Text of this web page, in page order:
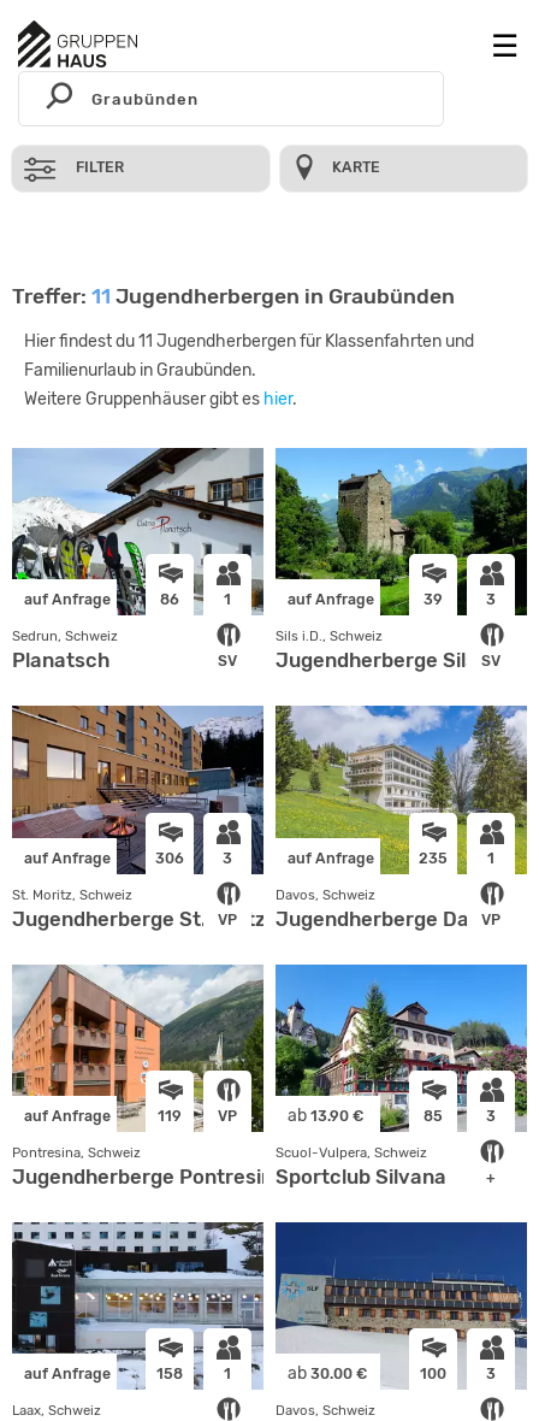
FILTER KARTE
Treffer: 11 Jugendherbergen in Graubünden
Hier findest du 11 Jugendherbergen für Klassenfahrten und
Familienurlaub in Graubünden.
Weitere Gruppenhäuser gibt es hier.
auf Anfrage 86 1
SV
Sedrun, Schweiz
Planatsch
auf Anfrage 39 3
SV
Sils i.D., Schweiz
Jugendherberge Sils i.D.
auf Anfrage 306 3
VP
St. Moritz, Schweiz
Jugendherberge St.Moritz
auf Anfrage 235 1
VP
Davos, Schweiz
Jugendherberge Davos
auf Anfrage 119 VP
Pontresina, Schweiz
Jugendherberge Pontresina
ab 13.90 € 85 3
+
Scuol-Vulpera, Schweiz
Sportclub Silvana
auf Anfrage 158 1
Laax, Schweiz
ab 30.00 € 100 3
Davos, Schweiz